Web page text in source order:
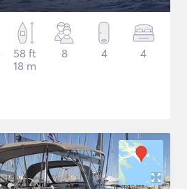
58 ft
18 m
8 4 4